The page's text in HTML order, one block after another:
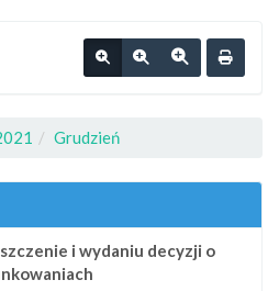
Grudzień
i wydaniu decyzji o